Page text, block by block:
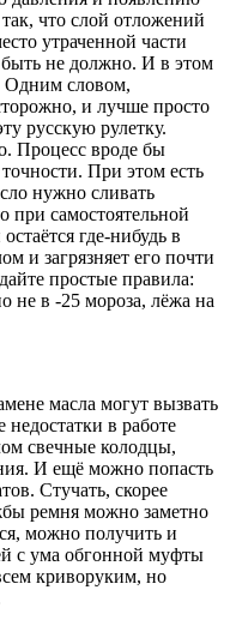
что слой отложений
утраченной части
быть не должно. И в этом
Одним словом,
и лучше просто
русскую рулетку.
Процесс вроде бы
При этом есть
нужно сливать
при самостоятельной
где-нибудь в
и загрязняет его почти
простые правила:
не в -25 мороза, лёжа на
масла могут вызвать
в работе
свечные колодцы,
И ещё можно попасть
Стучать, скорее
ремня можно заметно
можно получить и
с ума обгонной муфты
криворуким, но